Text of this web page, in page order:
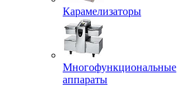
Карамелизаторы
Многофункциональные
аппараты